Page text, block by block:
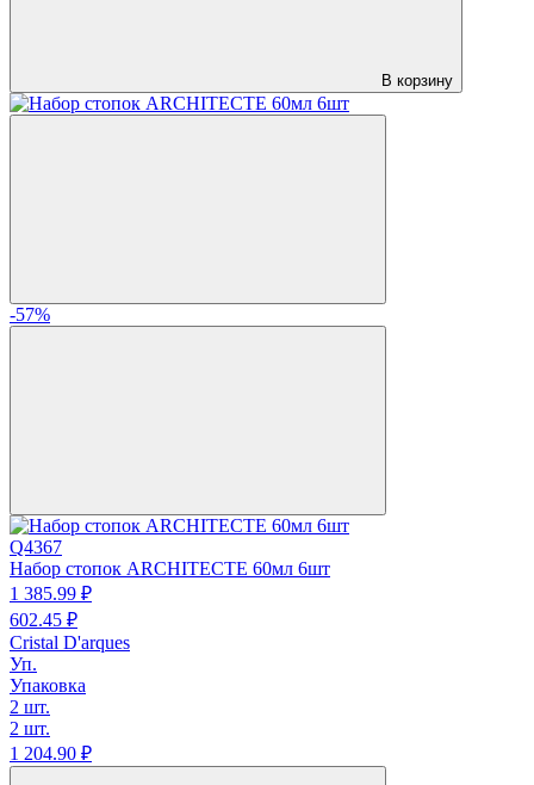
В корзину
-57%
Q4367
Набор стопок ARCHITECTE 60мл 6шт
1 385.99 ₽
602.45 ₽
Cristal D'arques
Уп.
Упаковка
2 шт.
2 шт.
1 204.90 ₽